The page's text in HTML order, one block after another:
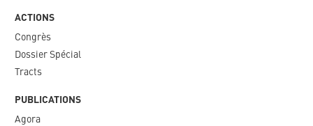
ACTIONS
Congrès
Dossier Spécial
Tracts
PUBLICATIONS
Agora